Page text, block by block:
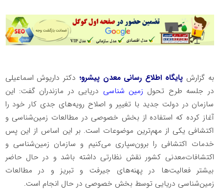
به گزارش پایگاه اطلاع رسانی معدن پیشرو؛ دکتر داریوش اسماعیلی
در جلسه طرح تحول زمین شناسی دریایی در مازندران گفت: این
سازمان در دولت جدید با تغییر و اصلاح رویه‌های جدی کار خود را
آغاز کرده که استفاده از بخش خصوصی در مطالعات زمین‌شناسی و
اکتشافی یکی از مهم‌ترین موضوعات است. بر این اساس از این پس
خدمات اکتشافی را برون‌سپاری می‌کنیم و سازمان زمین‌شناسی و
اکتشافات‌معدنی کشور نقش نظارتی داشته باشد و در حال حاضر
بیشتر فعالیت‌ها در پهنه‌های جیرفت و تبریز و در مطالعات
زمین‌شناسی دریایی توسط بخش خصوصی در حال انجام است.